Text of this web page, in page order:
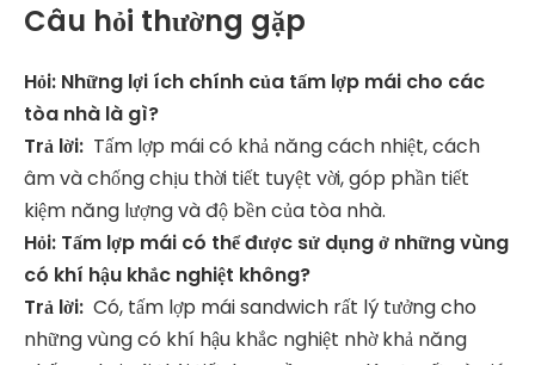
Câu hỏi thường gặp
Hỏi: Những lợi ích chính của tấm lợp mái cho các
tòa nhà là gì?
Trả lời: Tấm lợp mái có khả năng cách nhiệt, cách
âm và chống chịu thời tiết tuyệt vời, góp phần tiết
kiệm năng lượng và độ bền của tòa nhà.
Hỏi: Tấm lợp mái có thể được sử dụng ở những vùng
có khí hậu khắc nghiệt không?
Trả lời: Có, tấm lợp mái sandwich rất lý tưởng cho
những vùng có khí hậu khắc nghiệt nhờ khả năng